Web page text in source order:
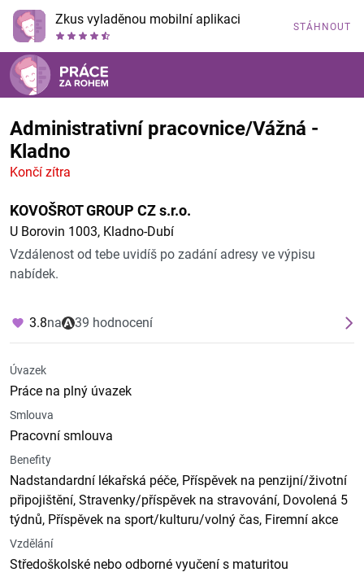
Zkus vyladěnou mobilní aplikaci STÁHNOUT
Administrativní pracovnice/Vážná -
Kladno
Končí zítra
KOVOŠROT GROUP CZ s.r.o.
U Borovin 1003, Kladno-Dubí
Vzdálenost od tebe uvidíš po zadání adresy ve výpisu
nabídek.
3.8na 39 hodnocení
Úvazek
Práce na plný úvazek
Smlouva
Pracovní smlouva
Benefity
Nadstandardní lékařská péče, Příspěvek na penzijní/životní
připojištění, Stravenky/příspěvek na stravování, Dovolená 5
týdnů, Příspěvek na sport/kulturu/volný čas, Firemní akce
Vzdělání
Středoškolské nebo odborné vyučení s maturitou